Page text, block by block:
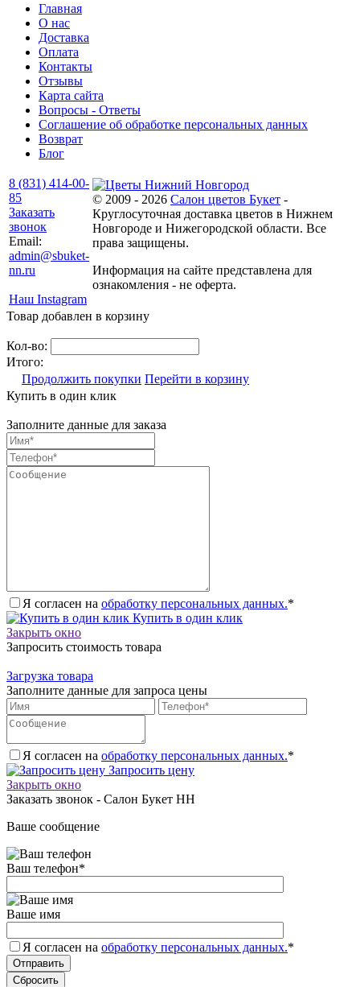
Главная
О нас
Доставка
Оплата
Контакты
Отзывы
Карта сайта
Вопросы - Ответы
Соглашение об обработке персональных данных
Возврат
Блог
8 (831) 414-00-
85
Заказать
звонок
Email:
admin@sbuket-
nn.ru
Наш Instagram
© 2009 - 2026 Салон цветов Букет -
Круглосуточная доставка цветов в Нижнем
Новгороде и Нижегородской области. Все
права защищены.
Информация на сайте представлена для
ознакомления - не оферта.
Товар добавлен в корзину
Кол-во:
Итого:
Продолжить покупки Перейти в корзину
Купить в один клик
Заполните данные для заказа
Я согласен на обработку персональных данных.*
Купить в один клик
Закрыть окно
Запросить стоимость товара
Загрузка товара
Заполните данные для запроса цены
Я согласен на обработку персональных данных.*
Запросить цену
Закрыть окно
Заказать звонок - Салон Букет НН
Ваше сообщение
Ваш телефон*
Ваше имя
Я согласен на обработку персональных данных.*